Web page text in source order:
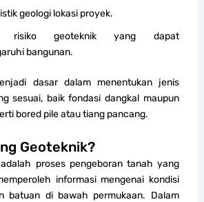
geologi lokasi proyek.
risiko geoteknik yang dapat
bangunan.
dasar dalam menentukan jenis
sesuai, baik fondasi dangkal maupun
bored pile atau tiang pancang.
Geoteknik?
proses pengeboran tanah yang
informasi mengenai kondisi
batuan di bawah permukaan. Dalam